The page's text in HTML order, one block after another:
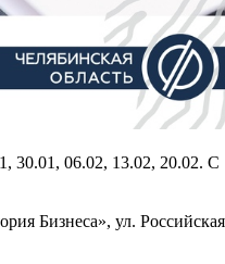
30.01, 06.02, 13.02, 20.02. С
Бизнеса», ул. Российская